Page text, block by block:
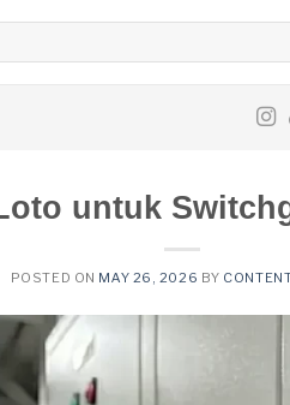
untuk
POSTED ON MAY 26, 2026 BY